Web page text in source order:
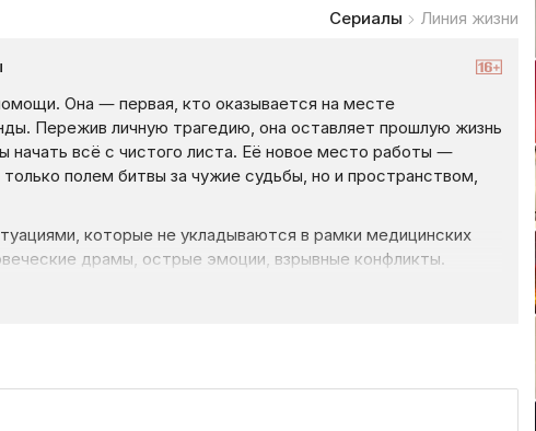
Сериалы Линия жизни
Она — первая, кто оказывается на месте
Пережив личную трагедию, она оставляет прошлую жизнь
начать всё с чистого листа. Её новое место работы —
полем битвы за чужие судьбы, но и пространством,
которые не укладываются в рамки медицинских
драмы, острые эмоции, взрывные конфликты.
должна оставаться сильной, когда другие
Это история о тех, кто видит человека раньше,
— и учится не забывать о себе.